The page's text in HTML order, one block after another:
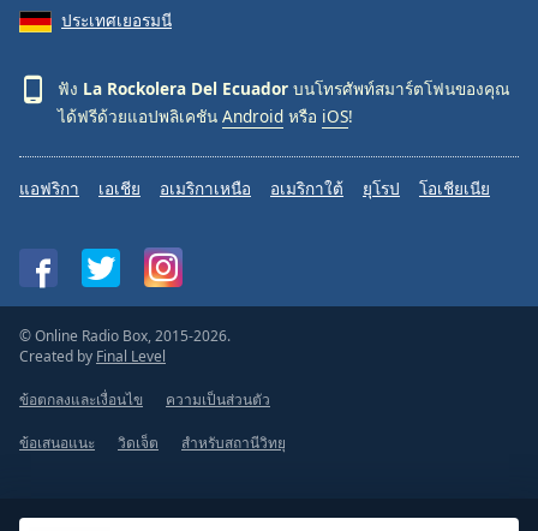
ประเทศเยอรมนี
ฟัง La Rockolera Del Ecuador บนโทรศัพท์สมาร์ตโฟนของคุณ
ได้ฟรีด้วยแอปพลิเคชัน Android หรือ iOS!
แอฟริกา เอเชีย อเมริกาเหนือ อเมริกาใต้ ยุโรป โอเชียเนีย
© Online Radio Box, 2015-2026.
Created by Final Level
ข้อตกลงและเงื่อนไข ความเป็นส่วนตัว
ข้อเสนอแนะ วิดเจ็ต สำหรับสถานีวิทยุ